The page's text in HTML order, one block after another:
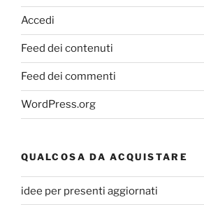
Accedi
Feed dei contenuti
Feed dei commenti
WordPress.org
QUALCOSA DA ACQUISTARE
idee per presenti aggiornati